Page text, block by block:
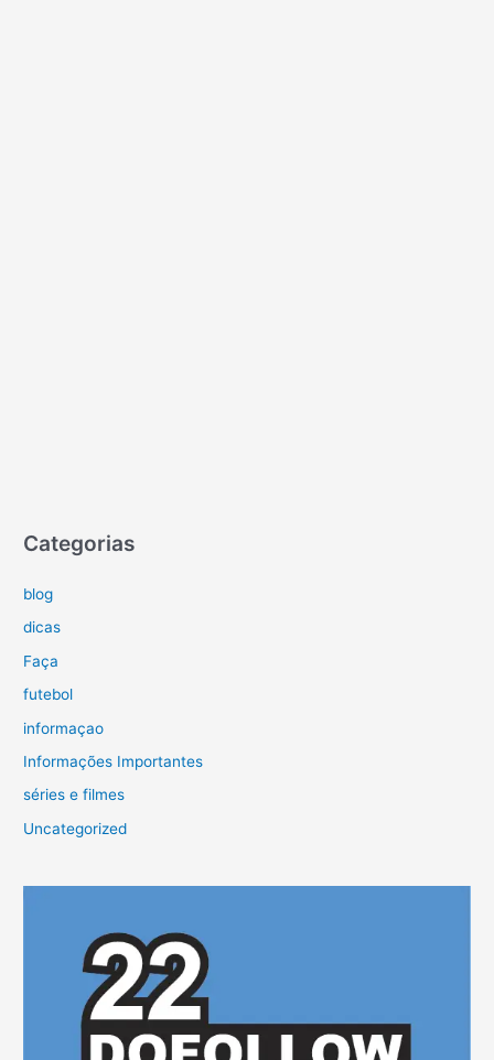
Categorias
blog
dicas
Faça
futebol
informaçao
Informações Importantes
séries e filmes
Uncategorized